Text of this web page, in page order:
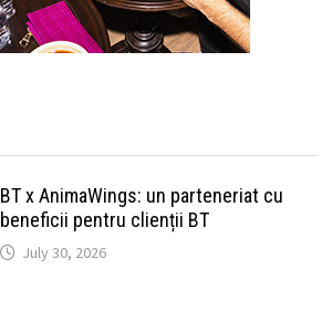
BT x AnimaWings: un parteneriat cu
beneficii pentru clienții BT
July 30, 2026